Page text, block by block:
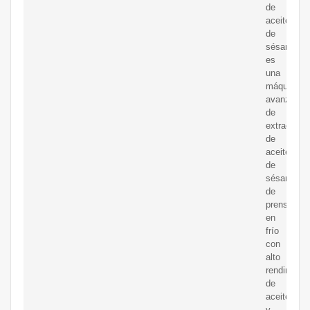
de
aceite
de
sésamo
es
una
máquina
avanzada
de
extracción
de
aceite
de
sésamo
de
prensado
en
frío
con
alto
de
aceite